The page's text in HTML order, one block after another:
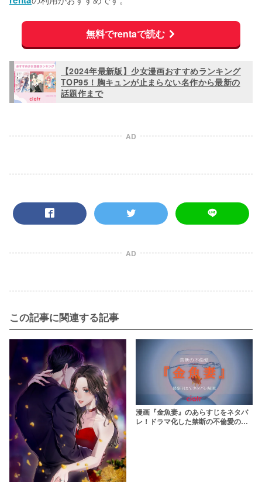
無料でrentaで読む
【2024年最新版】少女漫画おすすめランキング
TOP95！胸キュンが止まらない名作から最新の
話題作まで
AD
AD
この記事に関連する記事
漫画『金魚妻』のあらすじをネタバ
レ！ドラマ化した禁断の不倫愛の行